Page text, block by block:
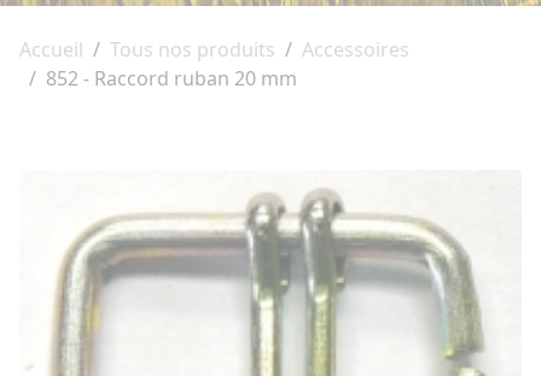
Accueil Tous nos produits
Accessoires
852 - Raccord ruban 20 mm